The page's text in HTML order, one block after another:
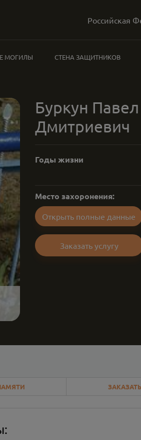
Российская
МОГИЛЫ СТЕНА ЗАЩИТНИКОВ
Буркун Павел
Дмитриевич
Годы жизни
Место захоронения:
Открыть полные данные
Заказать услугу